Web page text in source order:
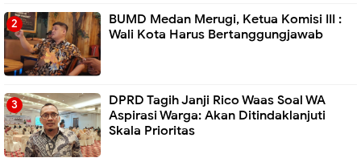
BUMD Medan Merugi, Ketua Komisi III :
Wali Kota Harus Bertanggungjawab
DPRD Tagih Janji Rico Waas Soal WA
Aspirasi Warga: Akan Ditindaklanjuti
Skala Prioritas